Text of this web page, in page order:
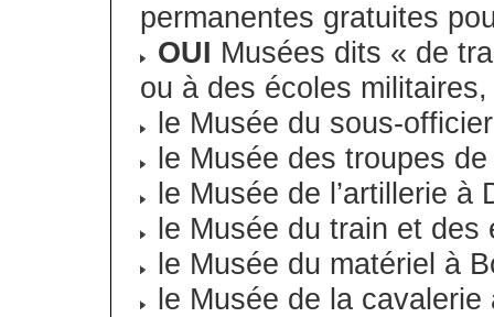
permanentes gratuites
OUI Musées dits « de
ou à des écoles
le Musée du sous-
le Musée des troupes
le Musée de l’artillerie à
le Musée du train et
le Musée du matériel à
le Musée de la cavalerie